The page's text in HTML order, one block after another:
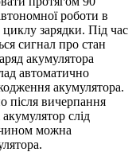
роботи в
зарядки. Під час
сигнал про стан
акумулятора
автоматично
акумулятора.
після вичерпання
слід
можна